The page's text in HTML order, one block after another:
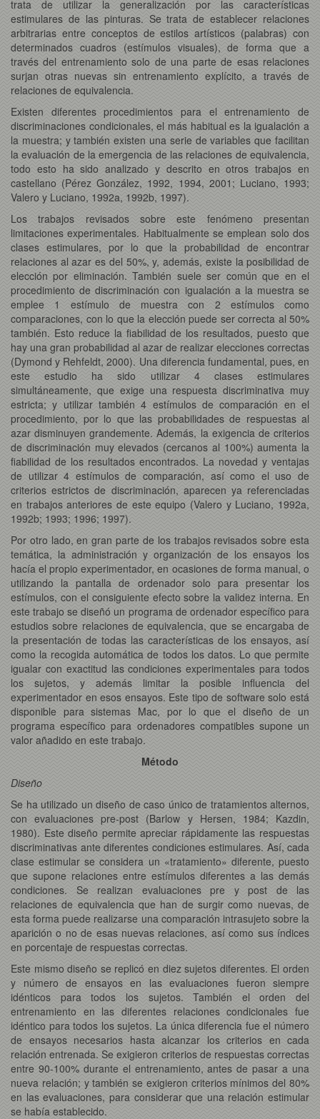
trata de utilizar la generalización por las características
estimulares de las pinturas. Se trata de establecer relaciones
arbitrarias entre conceptos de estilos artísticos (palabras) con
determinados cuadros (estímulos visuales), de forma que a
través del entrenamiento solo de una parte de esas relaciones
surjan otras nuevas sin entrenamiento explícito, a través de
relaciones de equivalencia.
Existen diferentes procedimientos para el entrenamiento de
discriminaciones condicionales, el más habitual es la igualación a
la muestra; y también existen una serie de variables que facilitan
la evaluación de la emergencia de las relaciones de equivalencia,
todo esto ha sido analizado y descrito en otros trabajos en
castellano (Pérez González, 1992, 1994, 2001; Luciano, 1993;
Valero y Luciano, 1992a, 1992b, 1997).
Los trabajos revisados sobre este fenómeno presentan
limitaciones experimentales. Habitualmente se emplean solo dos
clases estimulares, por lo que la probabilidad de encontrar
relaciones al azar es del 50%, y, además, existe la posibilidad de
elección por eliminación. También suele ser común que en el
procedimiento de discriminación con igualación a la muestra se
emplee 1 estímulo de muestra con 2 estímulos como
comparaciones, con lo que la elección puede ser correcta al 50%
también. Esto reduce la fiabilidad de los resultados, puesto que
hay una gran probabilidad al azar de realizar elecciones correctas
(Dymond y Rehfeldt, 2000). Una diferencia fundamental, pues, en
este estudio ha sido utilizar 4 clases estimulares
simultáneamente, que exige una respuesta discriminativa muy
estricta; y utilizar también 4 estímulos de comparación en el
procedimiento, por lo que las probabilidades de respuestas al
azar disminuyen grandemente. Además, la exigencia de criterios
de discriminación muy elevados (cercanos al 100%) aumenta la
fiabilidad de los resultados encontrados. La novedad y ventajas
de utilizar 4 estímulos de comparación, así como el uso de
criterios estrictos de discriminación, aparecen ya referenciadas
en trabajos anteriores de este equipo (Valero y Luciano, 1992a,
1992b; 1993; 1996; 1997).
Por otro lado, en gran parte de los trabajos revisados sobre esta
temática, la administración y organización de los ensayos los
hacía el propio experimentador, en ocasiones de forma manual, o
utilizando la pantalla de ordenador solo para presentar los
estímulos, con el consiguiente efecto sobre la validez interna. En
este trabajo se diseñó un programa de ordenador específico para
estudios sobre relaciones de equivalencia, que se encargaba de
la presentación de todas las características de los ensayos, así
como la recogida automática de todos los datos. Lo que permite
igualar con exactitud las condiciones experimentales para todos
los sujetos, y además limitar la posible influencia del
experimentador en esos ensayos. Este tipo de software solo está
disponible para sistemas Mac, por lo que el diseño de un
programa específico para ordenadores compatibles supone un
valor añadido en este trabajo.
Método
Diseño
Se ha utilizado un diseño de caso único de tratamientos alternos,
con evaluaciones pre-post (Barlow y Hersen, 1984; Kazdin,
1980). Este diseño permite apreciar rápidamente las respuestas
discriminativas ante diferentes condiciones estimulares. Así, cada
clase estimular se considera un «tratamiento» diferente, puesto
que supone relaciones entre estímulos diferentes a las demás
condiciones. Se realizan evaluaciones pre y post de las
relaciones de equivalencia que han de surgir como nuevas, de
esta forma puede realizarse una comparación intrasujeto sobre la
aparición o no de esas nuevas relaciones, así como sus índices
en porcentaje de respuestas correctas.
Este mismo diseño se replicó en diez sujetos diferentes. El orden
y número de ensayos en las evaluaciones fueron siempre
idénticos para todos los sujetos. También el orden del
entrenamiento en las diferentes relaciones condicionales fue
idéntico para todos los sujetos. La única diferencia fue el número
de ensayos necesarios hasta alcanzar los criterios en cada
relación entrenada. Se exigieron criterios de respuestas correctas
entre 90-100% durante el entrenamiento, antes de pasar a una
nueva relación; y también se exigieron criterios mínimos del 80%
en las evaluaciones, para considerar que una relación estimular
se había establecido.